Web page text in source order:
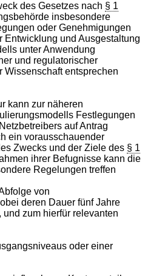
des Gesetzes nach § 1
insbesondere
oder Genehmigungen
Entwicklung und Ausgestaltung
unter Anwendung
und regulatorischer
Wissenschaft entsprechen
kann zur näheren
Festlegungen
auf Antrag
ein vorausschauender
Zwecks und der Ziele des § 1
ihrer Befugnisse kann die
Regelungen treffen
von
deren Dauer fünf Jahre
zum hierfür relevanten
oder einer